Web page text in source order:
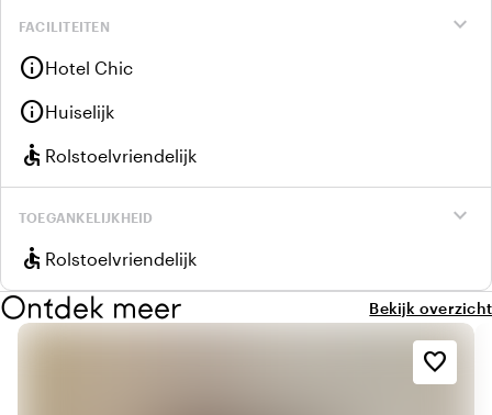
expand_more
FACILITEITEN
infoHotel Chic
infoHuiselijk
accessible Rolstoelvriendelijk
expand_more
TOEGANKELIJKHEID
accessible Rolstoelvriendelijk
Ontdek meer Bekijk overzicht
favorite_border